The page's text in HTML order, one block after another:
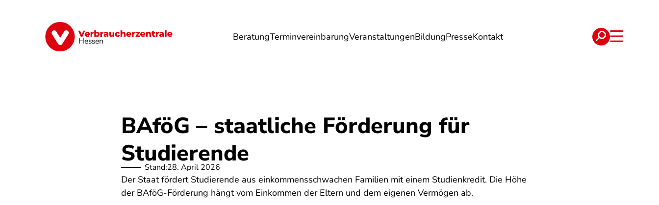
Hessen BeratungTerminvereinbarungVeranstaltungenBildungPresseKontakt
Digitales Energie Finanzen Gesundheit Lebensmittel Reise Umwelt Verträge
BAföG – staatliche Förderung für
Studierende
Stand:28. April 2026
Der Staat fördert Studierende aus einkommensschwachen Familien mit einem Studienkredit. Die Höhe
der BAföG-Förderung hängt vom Einkommen der Eltern und dem eigenen Vermögen ab.